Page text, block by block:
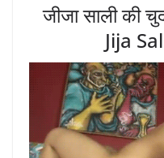
जीजा साली की
Jija